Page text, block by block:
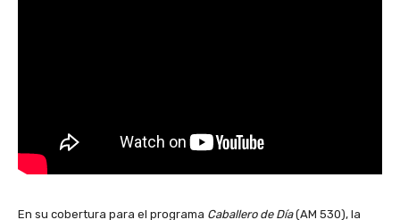
En su cobertura para el programa Caballero de Día(AM 530), la